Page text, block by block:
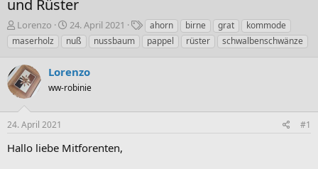
und Rüster
E
r
s
t
e
l
l
e
r
Lorenzo
E
r
s
e
l
t
24. April 2021
S
c
h
o
ahorn birne grat
kommode
maserholz
nuß nussbaum pappel rüster schwalbenschwänze
Lorenzo
ww-robinie
24. April 2021 #1
Hallo liebe Mitforenten,